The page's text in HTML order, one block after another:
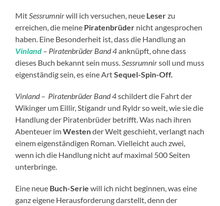
Mit Sessrumnirwill ich versuchen, neue Leserzu
erreichen, die meine Piratenbrüder nicht angesprochen
haben. Eine Besonderheit ist, dass die Handlung an
Vinland – Piratenbrüder Band 4anknüpft, ohne dass
dieses Buch bekannt sein muss. Sessrumnirsoll und muss
eigenständig sein, es eine ArtSequel-Spin-Off.
Vinland – Piratenbrüder Band 4schildert die Fahrt der
Wikinger um Eillir, Stígandr und Ryldr so weit, wie sie die
Handlung der Piratenbrüder betrifft. Was nach ihren
Abenteuer imWestender Welt geschieht, verlangt nach
einem eigenständigen Roman. Vielleicht auch zwei,
wenn ich die Handlung nicht auf maximal 500 Seiten
unterbringe.
Eine neue Buch-Serie will ich nicht beginnen, was eine
ganz eigene Herausforderung darstellt, denn der